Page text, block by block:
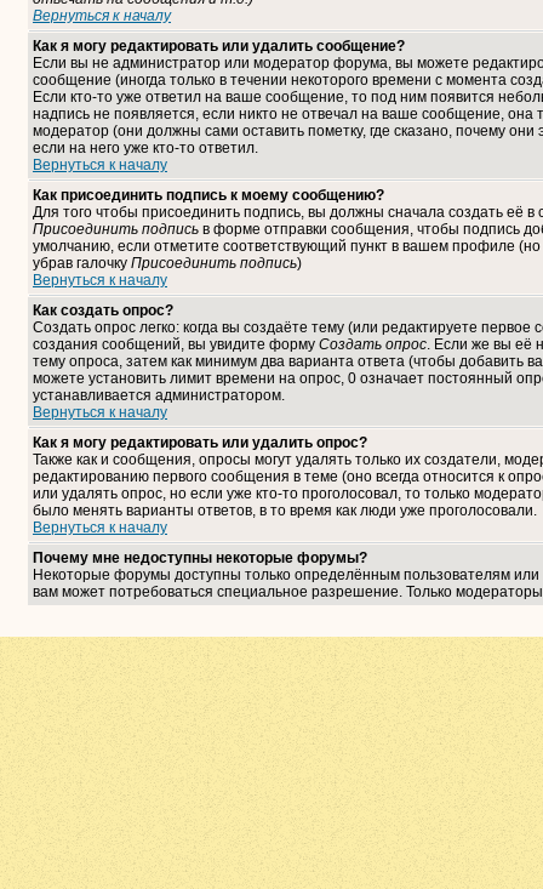
Вернуться к началу
Как я могу редактировать или удалить сообщение?
Если вы не администратор или модератор форума, вы можете
сообщение (иногда только в течении некоторого времени с момента
Если кто-то уже ответил на ваше сообщение, то под ним появится
надпись не появляется, если никто не отвечал на ваше сообщение,
модератор (они должны сами оставить пометку, где сказано, почему
если на него уже кто-то ответил.
Вернуться к началу
Как присоединить подпись к моему сообщению?
Для того чтобы присоединить подпись, вы должны сначала создать её
Присоединить подпись в форме отправки сообщения, чтобы подпись
умолчанию, если отметите соответствующий пункт в вашем профиле
убрав галочку Присоединить подпись)
Вернуться к началу
Как создать опрос?
Создать опрос легко: когда вы создаёте тему (или редактируете
создания сообщений, вы увидите форму Создать опрос. Если же вы её
тему опроса, затем как минимум два варианта ответа (чтобы добавить
можете установить лимит времени на опрос, 0 означает постоянный
устанавливается администратором.
Вернуться к началу
Как я могу редактировать или удалить опрос?
Также как и сообщения, опросы могут удалять только их создатели,
редактированию первого сообщения в теме (оно всегда относится к
или удалять опрос, но если уже кто-то проголосовал, то только
было менять варианты ответов, в то время как люди уже проголосовали.
Вернуться к началу
Почему мне недоступны некоторые форумы?
Некоторые форумы доступны только определённым пользователям
вам может потребоваться специальное разрешение. Только